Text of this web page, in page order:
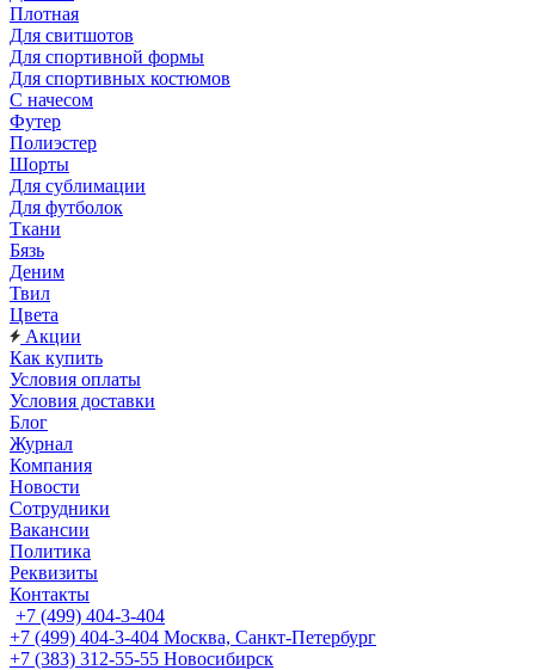
Плотная
Для свитшотов
Для спортивной формы
Для спортивных костюмов
С начесом
Футер
Полиэстер
Шорты
Для сублимации
Для футболок
Ткани
Бязь
Деним
Твил
Цвета
Акции
Как купить
Условия оплаты
Условия доставки
Блог
Журнал
Компания
Новости
Сотрудники
Вакансии
Политика
Реквизиты
Контакты
+7 (499) 404-3-404
+7 (499) 404-3-404 Москва, Санкт-Петербург
+7 (383) 312-55-55 Новосибирск